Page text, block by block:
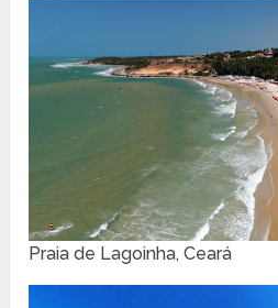
Praia de Lagoinha, Ceará